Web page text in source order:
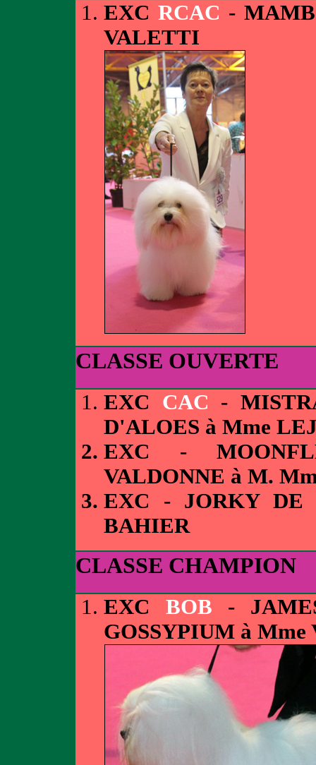
EXCRCAC -
VALETTI
CLASSE OUVERTE
EXC CAC -
D'ALOES à Mme
EXC -
VALDONNE à M.
EXC - JORKY DE
BAHIER
CLASSE CHAMPION
EXC BOB -
GOSSYPIUM à